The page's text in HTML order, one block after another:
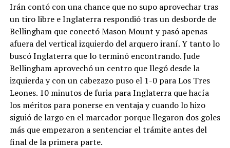
Irán contó con una chance que no supo aprovechar tras
un tiro libre e Inglaterra respondió tras un desborde de
Bellingham que conectó Mason Mount y pasó apenas
afuera del vertical izquierdo del arquero iraní. Y tanto lo
buscó Inglaterra que lo terminó encontrando. Jude
Bellingham aprovechó un centro que llegó desde la
izquierda y con un cabezazo puso el 1-0 para Los Tres
Leones. 10 minutos de furia para Inglaterra que hacía
los méritos para ponerse en ventaja y cuando lo hizo
siguió de largo en el marcador porque llegaron dos goles
más que empezaron a sentenciar el trámite antes del
final de la primera parte.